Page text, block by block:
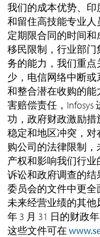
我们的成本优势、印
和留住高技能专业
定期限合同的时间和
移民限制，行业部
务的能力，我们重
少，电信网络中断
和整合潜在收购的
害赔偿责任，Infosys
功，政府财政激励
稳定和地区冲突，
购公司的法律限制
产权和影响我们行
诉讼和政府调查的
委员会的文件中更
未来经营业绩的其他
年 3 月 31 日的财政
这些文件可在